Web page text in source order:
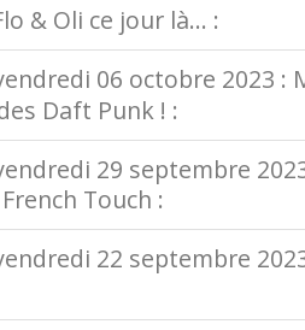
& Oli ce jour là... :
06 octobre 2023 :
Daft Punk ! :
29 septembre
Touch :
22 septembre